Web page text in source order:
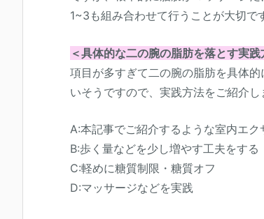
1~3も組み合わせて行うことが大切で
＜具体的な二の腕の脂肪を落とす実践
項目が多すぎて二の腕の脂肪を具体
いそうですので、実践方法をご紹介し
A:本記事でご紹介するような室内エク
B:歩く量などを少し増やす工夫をする
C:軽めに糖質制限・糖質オフ
D:マッサージなどを実践